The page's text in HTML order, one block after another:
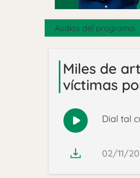
Audios del programa
Miles de
víctimas
Reproducir
Dial tal
02/11/